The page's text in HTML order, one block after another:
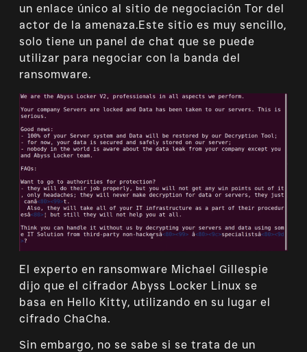
un enlace único al sitio de negociación Tor del
actor de la amenaza.Este sitio es muy sencillo,
solo tiene un panel de chat que se puede
utilizar para negociar con la banda del
ransomware.
El experto en ransomware Michael Gillespie
dijo que el cifrador Abyss Locker Linux se
basa en Hello Kitty, utilizando en su lugar el
cifrado ChaCha.
Sin embargo, no se sabe si se trata de un